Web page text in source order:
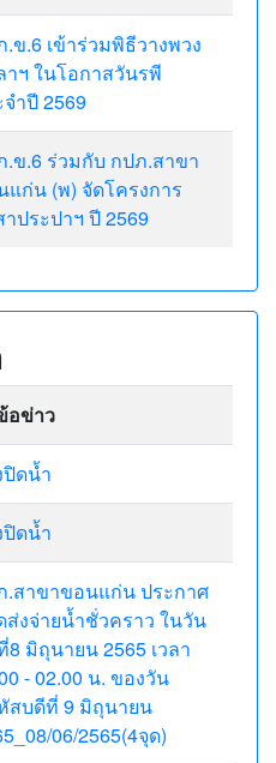
.ข.6 เข้าร่วมพิธีวางพวง
าฯ ในโอกาสวันรพี
ำปี 2569
.ข.6 ร่วมกับ กปภ.สาขา
แก่น (พ) จัดโครงการ
าประปาฯ ปี 2569
อข่าว
ปิดน้ำ
ปิดน้ำ
.สาขาขอนแก่น ประกาศ
ส่งจ่ายน้ำชั่วคราว ในวัน
มิถุนายน 2565 เวลา
- 02.00 น. ของวัน
สบดีที่ 9 มิถุนายน
06/2565(4จุด)